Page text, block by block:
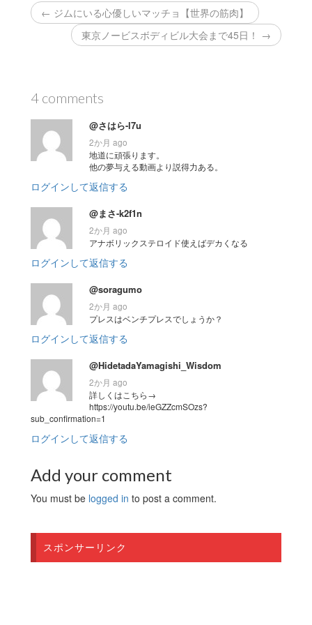
← ジムにいる心優しいマッチョ【世界の筋肉】
東京ノービスボディビル大会まで45日！ →
4 comments
@さはら-l7u
2か月 ago
地道に頑張ります。
他の夢与える動画より説得力ある。
ログインして返信する
@まさ-k2f1n
2か月 ago
アナボリックステロイド使えばデカくなる
ログインして返信する
@soragumo
2か月 ago
プレスはベンチプレスでしょうか？
ログインして返信する
@HidetadaYamagishi_Wisdom
2か月 ago
詳しくはこちら→
https://youtu.be/ieGZZcmSOzs?
sub_confirmation=1
ログインして返信する
Add your comment
You must be logged in to post a comment.
スポンサーリンク